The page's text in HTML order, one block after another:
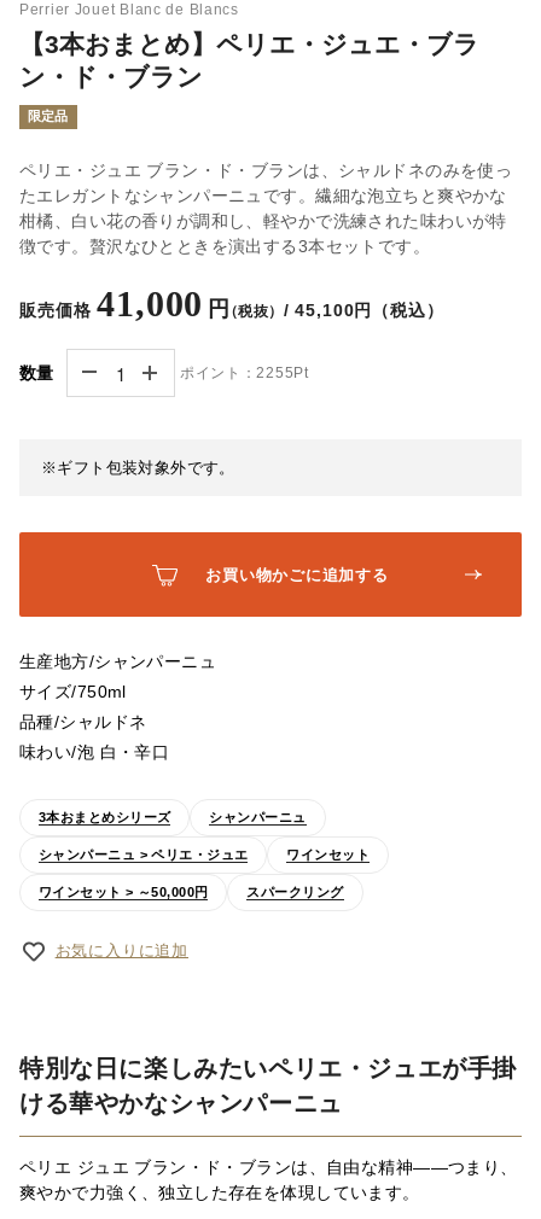
Perrier Jouet Blanc de Blancs
【3本おまとめ】ペリエ・ジュエ・ブラ
ン・ド・ブラン
限定品
ペリエ・ジュエ ブラン・ド・ブランは、シャルドネのみを使っ
たエレガントなシャンパーニュです。繊細な泡立ちと爽やかな
柑橘、白い花の香りが調和し、軽やかで洗練された味わいが特
徴です。贅沢なひとときを演出する3本セットです。
販売価格41,000 円（税抜） / 45,100円（税込）
数量 ポイント：2255Pt
※ギフト包装対象外です。
お買い物かごに追加する
生産地方/シャンパーニュ
サイズ/750ml
品種/シャルドネ
味わい/泡 白・辛口
3本おまとめシリーズ シャンパーニュ
シャンパーニュ > ペリエ・ジュエ ワインセット
ワインセット > ～50,000円 スパークリング
お気に入りに追加
特別な日に楽しみたいペリエ・ジュエが手掛
ける華やかなシャンパーニュ
ペリエ ジュエ ブラン・ド・ブランは、自由な精神――つまり、
爽やかで力強く、独立した存在を体現しています。